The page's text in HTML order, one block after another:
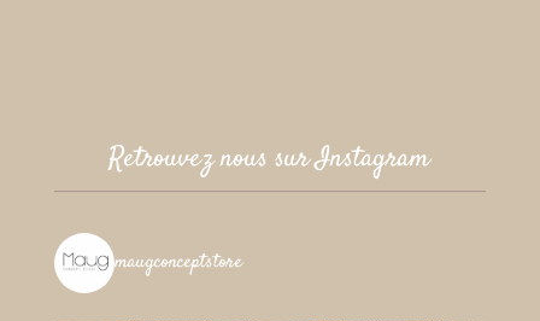
Retrouvez nous sur Instagram
maugconceptstore